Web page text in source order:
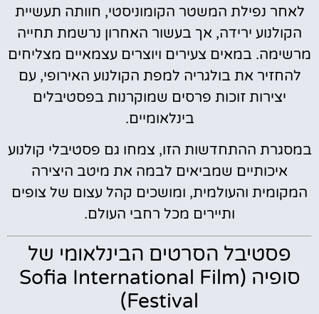
לאחר נפילת המשטר הקומוניסטי, חוותה תעשיית
הקולנוע ירידה, אך בעשור האחרון נרשמת תחייה
מרשימה. במאים צעירים ויוצרים עצמאיים מצליחים
להחזיר את בולגריה למפת הקולנוע האירופי, עם
יצירות זוכות פרסים שמוקרנות בפסטיבלים
בינלאומיים.
במסגרת ההתחדשות הזו, צמחו גם פסטיבלי קולנוע
איכותיים שמביאים לבמה את מיטב היצירה
המקומית והעולמית, ומושכים קהל עצום של צופים
ותיירים מכל רחבי העולם.
פסטיבל הסרטים הבינלאומי של
סופיה (Sofia International Film
Festival)